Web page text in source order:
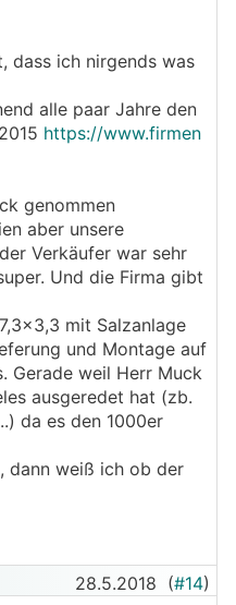
dass ich nirgends was
alle paar Jahre den
https://www.firmen
genommen
aber unsere
Verkäufer war sehr
Und die Firma gibt
mit Salzanlage
und Montage auf
Gerade weil Herr Muck
ausgeredet hat (zb.
da es den 1000er
dann weiß ich ob der
28.5.2018 (#14)